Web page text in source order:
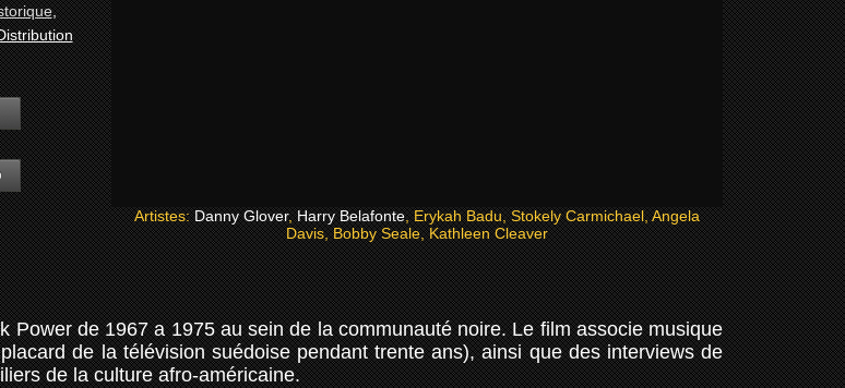
,
Artistes:Danny Glover,Harry Belafonte, Erykah Badu, Stokely Carmichael, Angela
Davis, Bobby Seale, Kathleen Cleaver
Power de 1967 a 1975 au sein de la communauté noire. Le film associe musique
de la télévision suédoise pendant trente ans), ainsi que des interviews de
de la culture afro-américaine.